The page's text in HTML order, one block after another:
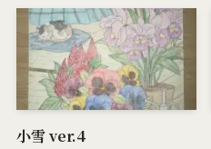
小雪 ver.4